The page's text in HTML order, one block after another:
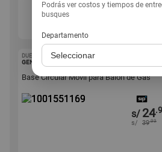
DUETIMPORT
GENÉRICO
Base Circular Móvil para Balón de Gas
s/ 24
s/ 39.99
Podrás ver costos y tiempos de
busques
Departamento